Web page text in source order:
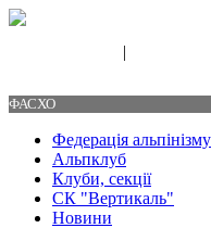
|
ФАСХО
Федерація
Альпклуб
Клуби, секції
СК "Вертикаль"
Новини